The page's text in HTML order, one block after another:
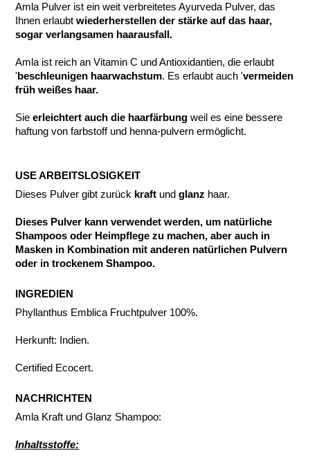
Amla Pulver ist ein weit verbreitetes Ayurveda Pulver, das
Ihnen erlaubtwiederherstellen der stärke auf das haar,
sogar verlangsamen haarausfall.
Amla ist reich an Vitamin C und Antioxidantien, die erlaubt
'beschleunigen haarwachstum. Es erlaubt auch 'vermeiden
früh weißes haar.
Sieerleichtert auch die haarfärbung weil es eine bessere
haftung von farbstoff und henna-pulvern ermöglicht.
USE ARBEITSLOSIGKEIT
Dieses Pulver gibt zurück kraft undglanz haar.
Dieses Pulver kann verwendet werden, um natürliche
Shampoos oder Heimpflege zu machen, aber auch in
Masken in Kombination mit anderen natürlichen Pulvern
oder in trockenem Shampoo.
INGREDIEN
Phyllanthus Emblica Fruchtpulver 100%.
Herkunft: Indien.
Certified Ecocert.
NACHRICHTEN
Amla Kraft und Glanz Shampoo:
Inhaltsstoffe: